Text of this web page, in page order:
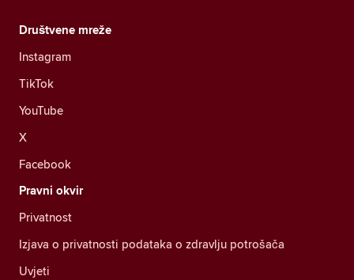
Društvene mreže
Instagram
TikTok
YouTube
X
Facebook
Pravni okvir
Privatnost
Izjava o privatnosti podataka o zdravlju potrošača
Uvjeti